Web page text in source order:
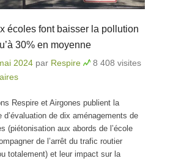
écoles font baisser la pollution
30% en moyenne
2024 par Respire
8 408 visites
Respire et Airgones publient la
d’évaluation de dix aménagements de
(piétonisation aux abords de l’école
de l’arrêt du trafic routier
totalement) et leur impact sur la